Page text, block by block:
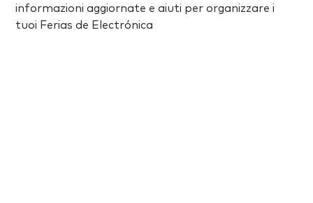
informazioni aggiornate e aiuti per organizzare i
tuoi Ferias de Electrónica